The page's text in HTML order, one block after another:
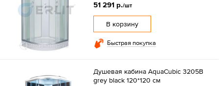
51 291 р./шт
В корзину
Быстрая покупка
Душевая кабина AquaCubic 3205B
grey black 120*120 см